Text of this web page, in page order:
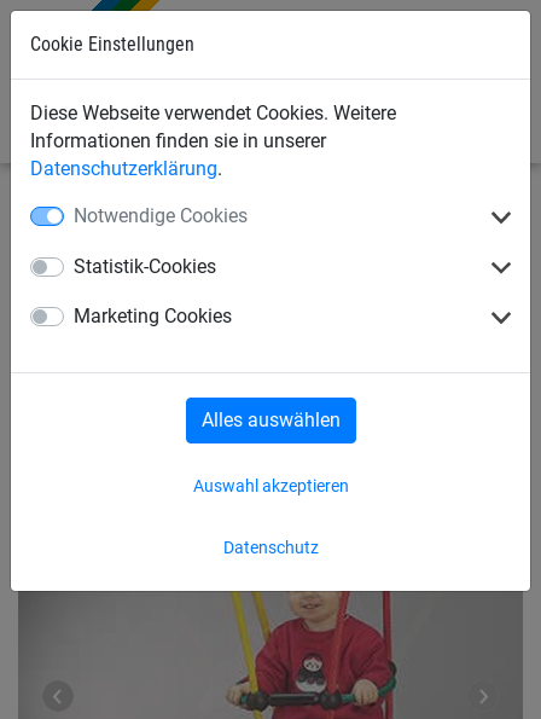
Cookie Einstellungen
Diese Webseite verwendet Cookies. Weitere
Informationen finden sie in unserer
Datenschutzerklärung.
Notwendige Cookies
Statistik-Cookies
Marketing Cookies
Datenschutz
Auswahl akzeptieren
Alles auswählen
Seilspielgeräte Seilspielgeräte
Kleinkind-Schaukelsitz